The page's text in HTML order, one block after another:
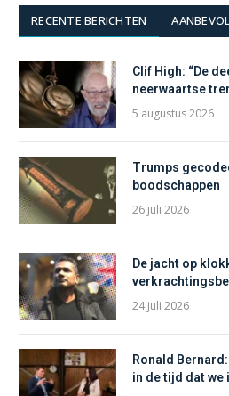
RECENTE BERICHTEN
Clif High: “De
neerwaartse
5 augustus 2026
Trumps
boodschappen
26 juli 2026
De jacht op
24 juli 2026
Ronald
in de tijd dat we